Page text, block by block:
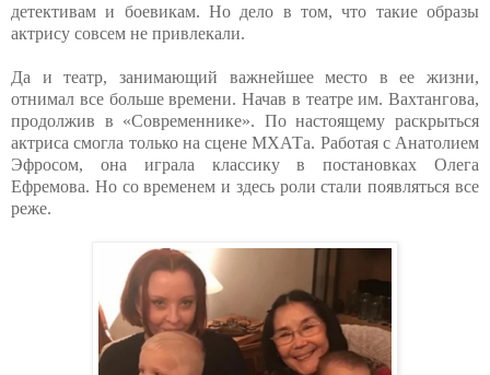
детективам и боевикам. Но дело в том, что такие образы
актрису совсем не привлекали.
Да и театр, занимающий важнейшее место в ее жизни,
отнимал все больше времени. Начав в театре им. Вахтангова,
продолжив в «Современнике». По настоящему раскрыться
актриса смогла только на сцене МХАТа. Работая с Анатолием
Эфросом, она играла классику в постановках Олега
Ефремова. Но со временем и здесь роли стали появляться все
реже.